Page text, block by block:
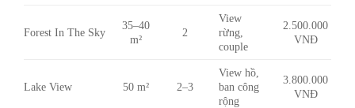
Forest In The Sky
35–40
m²
2
View
rừng,
couple
2.500.000
VNĐ
Lake View 50 m² 2–3
View hồ,
ban công
rộng
3.800.000
VNĐ